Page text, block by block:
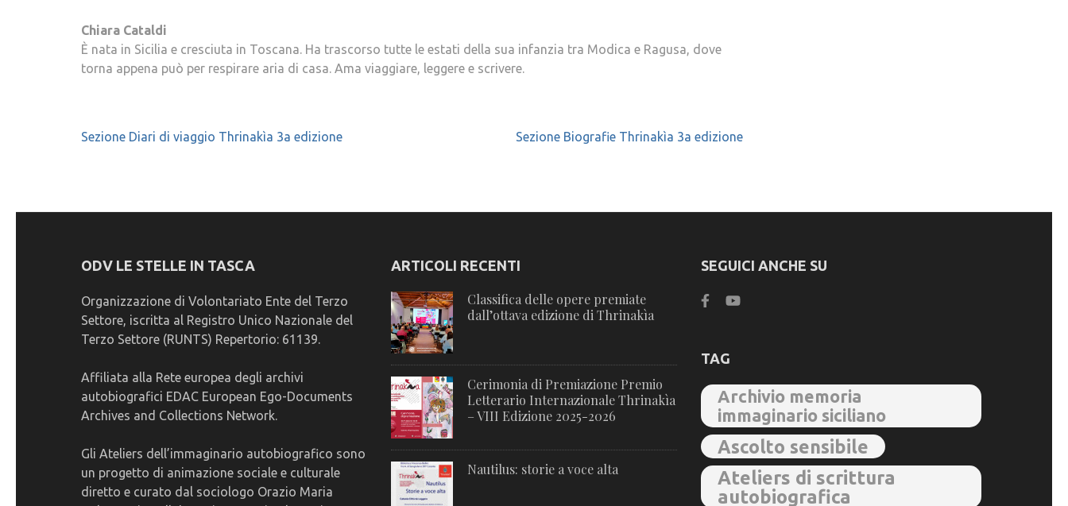
Chiara Cataldi
È nata in Sicilia e cresciuta in Toscana. Ha trascorso tutte le estati della sua infanzia tra Modica e Ragusa, dove
torna appena può per respirare aria di casa. Ama viaggiare, leggere e scrivere.
Navigazione
Sezione Diari di viaggio Thrinakìa 3a edizione Sezione Biografie Thrinakìa 3a edizione
ODV LE STELLE IN TASCA
Organizzazione di Volontariato Ente del Terzo
Settore, iscritta al Registro Unico Nazionale del
Terzo Settore (RUNTS) Repertorio: 61139.
Affiliata alla Rete europea degli archivi
autobiografici EDAC European Ego-Documents
Archives and Collections Network.
Gli Ateliers dell’immaginario autobiografico sono
un progetto di animazione sociale e culturale
diretto e curato dal sociologo Orazio Maria
ARTICOLI RECENTI
Classifica delle opere premiate
dall’ottava edizione di Thrinakìa
Cerimonia di Premiazione Premio
Letterario Internazionale Thrinakìa
– VIII Edizione 2025-2026
Nautilus: storie a voce alta
SEGUICI ANCHE SU
TAG
Archivio memoria
immaginario siciliano
Ascolto sensibile
Ateliers di scrittura
autobiografica